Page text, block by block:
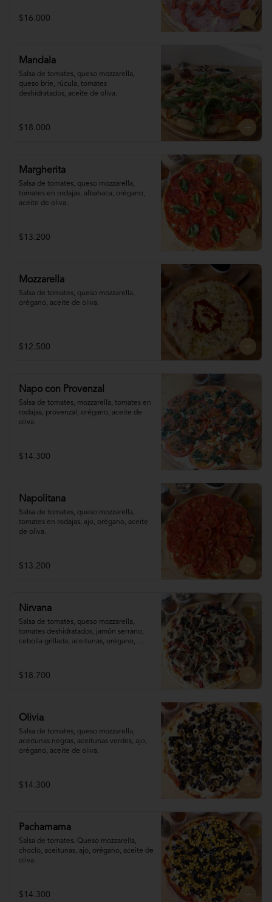
$16.000
Mandala
Salsa de tomates, queso mozzarella,
queso brie, rúcula, tomates
deshidratados, aceite de oliva.
$18.000
Margherita
Salsa de tomates, queso mozzarella,
tomates en rodajas, albahaca, orégano,
aceite de oliva.
$13.200
Mozzarella
Salsa de tomates, queso mozzarella,
orégano, aceite de oliva.
$12.500
Napo con Provenzal
Salsa de tomates, mozzarella, tomates en
rodajas, provenzal, orégano, aceite de
oliva.
$14.300
Napolitana
Salsa de tomates, queso mozzarella,
tomates en rodajas, ajo, orégano, aceite
de oliva.
$13.200
Nirvana
Salsa de tomates, queso mozzarella,
tomates deshidratados, jamón serrano,
cebolla grillada, aceitunas, orégano,
$18.700
Olivia
Salsa de tomates, queso mozzarella,
aceitunas negras, aceitunas verdes, ajo,
orégano, aceite de oliva.
$14.300
Pachamama
Salsa de tomates. Queso mozzarella,
choclo, aceitunas, ajo, orégano, aceite de
oliva.
$14.300